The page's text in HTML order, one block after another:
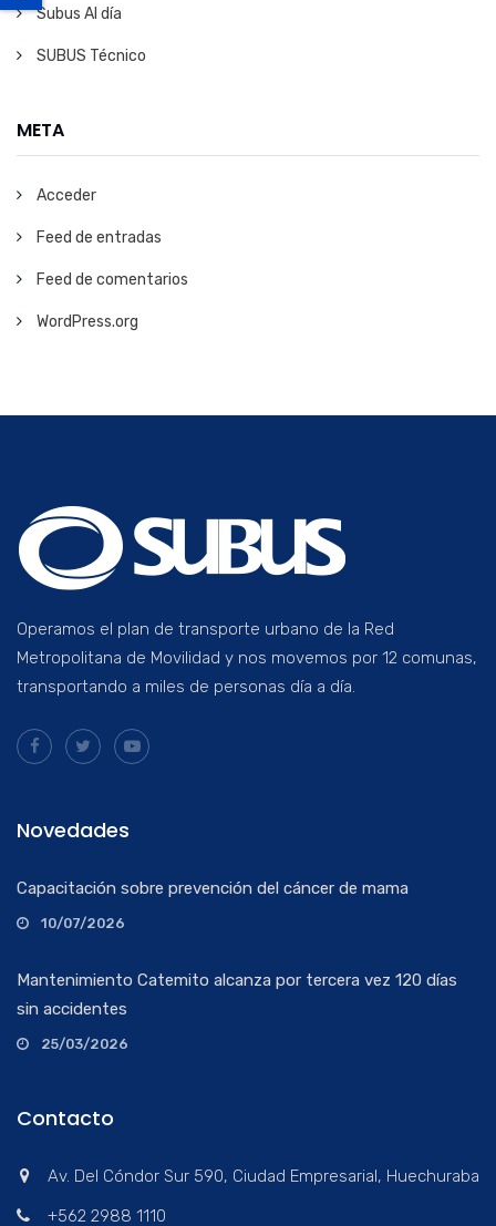
Subus Al día
SUBUS Técnico
META
Acceder
Feed de entradas
Feed de comentarios
WordPress.org
Operamos el plan de transporte urbano de la Red
Metropolitana de Movilidad y nos movemos por 12 comunas,
transportando a miles de personas día a día.
Novedades
Capacitación sobre prevención del cáncer de mama
10/07/2026
Mantenimiento Catemito alcanza por tercera vez 120 días
sin accidentes
25/03/2026
Contacto
Av. Del Cóndor Sur 590, Ciudad Empresarial, Huechuraba
+562 2988 1110